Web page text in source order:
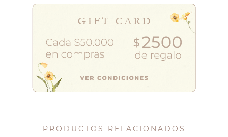
PRODUCTOS RELACIONADOS